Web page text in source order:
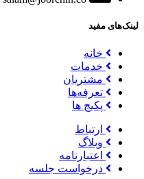
لینک‌های مفید
خانه
خدمات
مشتریان
تعرفه‌ها
پکیج ها
ارتباط
وبلاگ
اعتبارنامه
درخواست جلسه